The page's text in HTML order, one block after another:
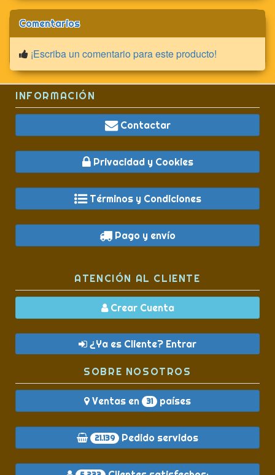
Comentarios
¡Escriba un comentario para este producto!
INFORMACIÓN
Contactar
Privacidad y Cookies
Términos y Condiciones
Pago y envío
ATENCIÓN AL CLIENTE
Crear Cuenta
¿Ya es Cliente? Entrar
SOBRE NOSOTROS
Ventas en 31 países
21.139 Pedido servidos